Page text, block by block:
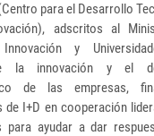
para el Desarrollo
adscritos al
Innovación y
la innovación y el
de las empresas,
de I+D en cooperación
para ayudar a dar